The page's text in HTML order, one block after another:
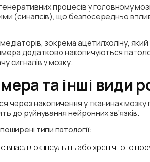
процесів у головному
(синапсів), що безпосередньо
зокрема ацетилхоліну, який
додатково накопичуються
сигналів у мозку.
та інші види
накопичення у тканинах мозку
до руйнування нейронних зв’язків.
типи патології:
внаслідок інсультів або хронічного